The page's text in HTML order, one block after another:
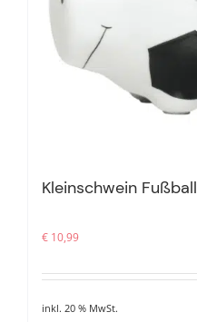
Kleinschwein Fußball
€ 10,99
inkl. 20 % MwSt.